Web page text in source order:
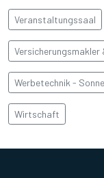
Veranstaltungssaal
Werbetechnik -
Wirtschaft